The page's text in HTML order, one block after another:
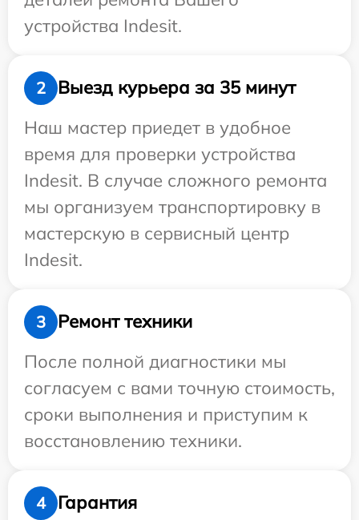
устройства Indesit.
2
Выезд курьера за 35 минут
Наш мастер приедет в удобное
время для проверки устройства
Indesit. В случае сложного ремонта
мы организуем транспортировку в
мастерскую в сервисный центр
Indesit.
3
Ремонт техники
После полной диагностики мы
согласуем с вами точную стоимость,
сроки выполнения и приступим к
восстановлению техники.
4 Гарантия